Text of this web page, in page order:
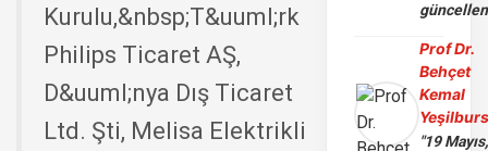
Kurulu,&nbsp;T&uuml;rk
Philips Ticaret AŞ,
D&uuml;nya Dış Ticaret
Ltd. Şti, Melisa Elektrikli
Prof Dr.
Behçet
Kemal
"19 Mayıs,